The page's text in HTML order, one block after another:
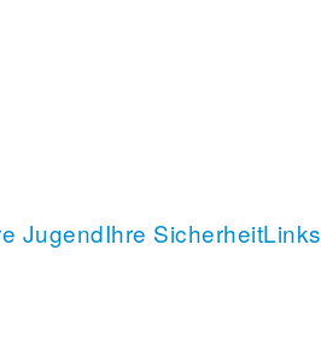
JugendIhre SicherheitLinks